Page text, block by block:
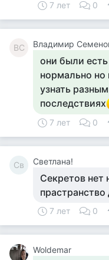
7 лет 0
ВС Владимир
они были
нормально но
узнать
последствиях
7 лет 0
Св Светлана!
Секретов нет
7 лет 0
Woldemar